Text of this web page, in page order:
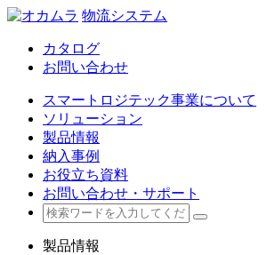
物流システム
カタログ
お問い合わせ
スマートロジテック事業について
ソリューション
製品情報
納入事例
お役立ち資料
お問い合わせ・サポート
製品情報